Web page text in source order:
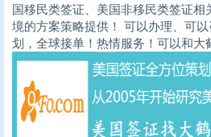
国移民类签证、美国非移民类签证相
境的方案策略提供！ 可以办理、可
划，全球接单！热情服务！可以和大